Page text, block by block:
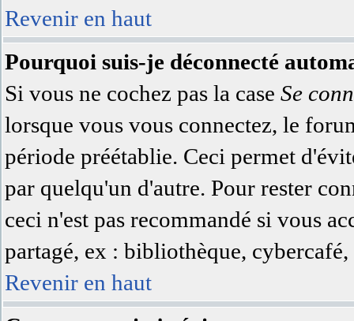
Revenir en haut
Pourquoi suis-je déconnecté
Si vous ne cochez pas la case Se
lorsque vous vous connectez, le
période préétablie. Ceci permet
par quelqu'un d'autre. Pour rester
ceci n'est pas recommandé si vous
partagé, ex : bibliothèque,
Revenir en haut